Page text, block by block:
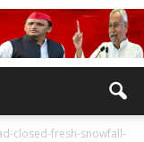
closed-fresh-snowfall-